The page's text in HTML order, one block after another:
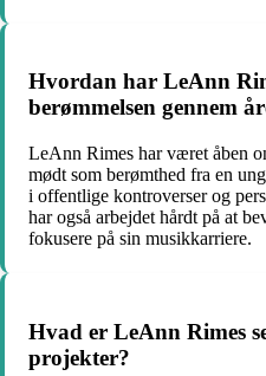
Hvordan har LeAnn
berømmelsen gennem
LeAnn Rimes har været åben
mødt som berømthed fra en
i offentlige kontroverser og
har også arbejdet hårdt på at
fokusere på sin musikkarriere.
Hvad er LeAnn Rimes
projekter?